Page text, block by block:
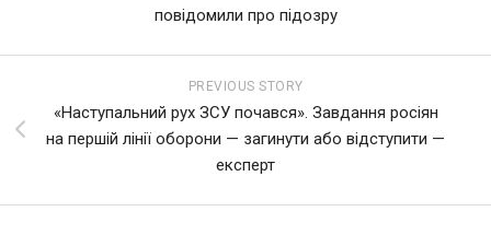
повідомили про підозру
PREVIOUS STORY
«Наступальний рух ЗСУ почався». Завдання росіян
на першій лінії оборони — загинути або відступити —
експерт